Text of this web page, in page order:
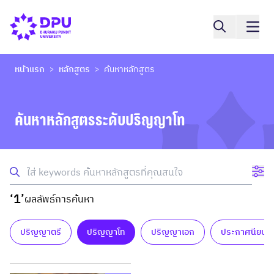
หน้าแรก > หลักสูตร > ค้นหาหลักสูตร
ค้นหาหลักสูตรระดับปริญญาโท
‘1’ผลลัพธ์การค้นหา
ปริญญาตรี ปริญญาโท ปริญญาเอก ประกาศนียบั